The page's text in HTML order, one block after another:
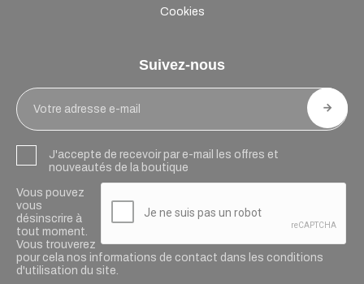
Cookies
Suivez-nous
J'accepte de recevoir par e-mail les offres et
nouveautés de la boutique
Vous pouvez
vous
désinscrire à
tout moment.
Vous trouverez
pour cela nos informations de contact dans les conditions
d'utilisation du site.